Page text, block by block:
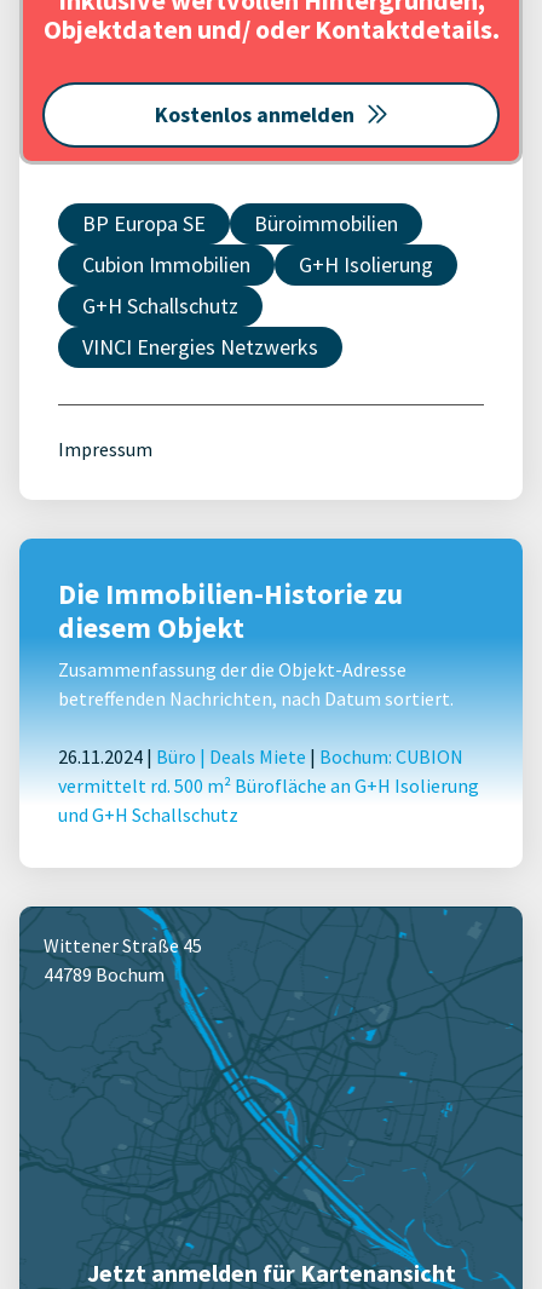
Objektdaten und/ oder Kontaktdetails.
Kostenlos anmelden
BP Europa SE
Büroimmobilien
Cubion Immobilien
G+H Isolierung
G+H Schallschutz
VINCI Energies Netzwerks
Impressum
Die Immobilien-Historie zu
diesem Objekt
Zusammenfassung der die Objekt-Adresse
betreffenden Nachrichten, nach Datum sortiert.
26.11.2024 | Büro | Deals Miete | Bochum: CUBION
vermittelt rd. 500 m² Bürofläche an G+H Isolierung
und G+H Schallschutz
Wittener Straße 45
44789 Bochum
Jetzt anmelden für Kartenansicht